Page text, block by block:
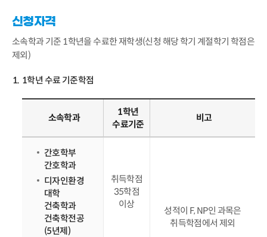
신청자격
소속학과 기준 1학년을 수료한 재학생(신청 해당 학기 계절학기 학점은
제외)
1학년 수료 기준학점
소속학과
1학년
수료기준
비고
간호학부
간호학과
디자인환경
대학
건축학과
건축학전공
(5년제)
취득학점
35학점
이상
성적이 F, NP인 과목은
취득학점에서 제외